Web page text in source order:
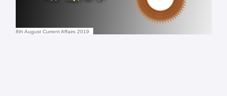
8th August Current Affairs 2019